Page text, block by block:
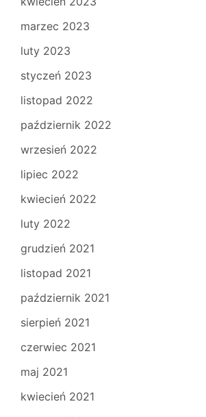
marzec 2023
luty 2023
styczeń 2023
listopad 2022
październik 2022
wrzesień 2022
lipiec 2022
kwiecień 2022
luty 2022
grudzień 2021
listopad 2021
październik 2021
sierpień 2021
czerwiec 2021
maj 2021
kwiecień 2021